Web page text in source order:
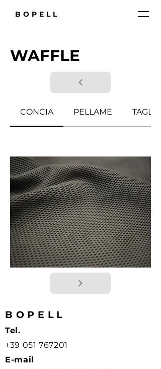
BOPELL
WAFFLE
CONCIA PELLAME TAGLIA
BOPELL
Tel.
+39 051 767201
E-mail